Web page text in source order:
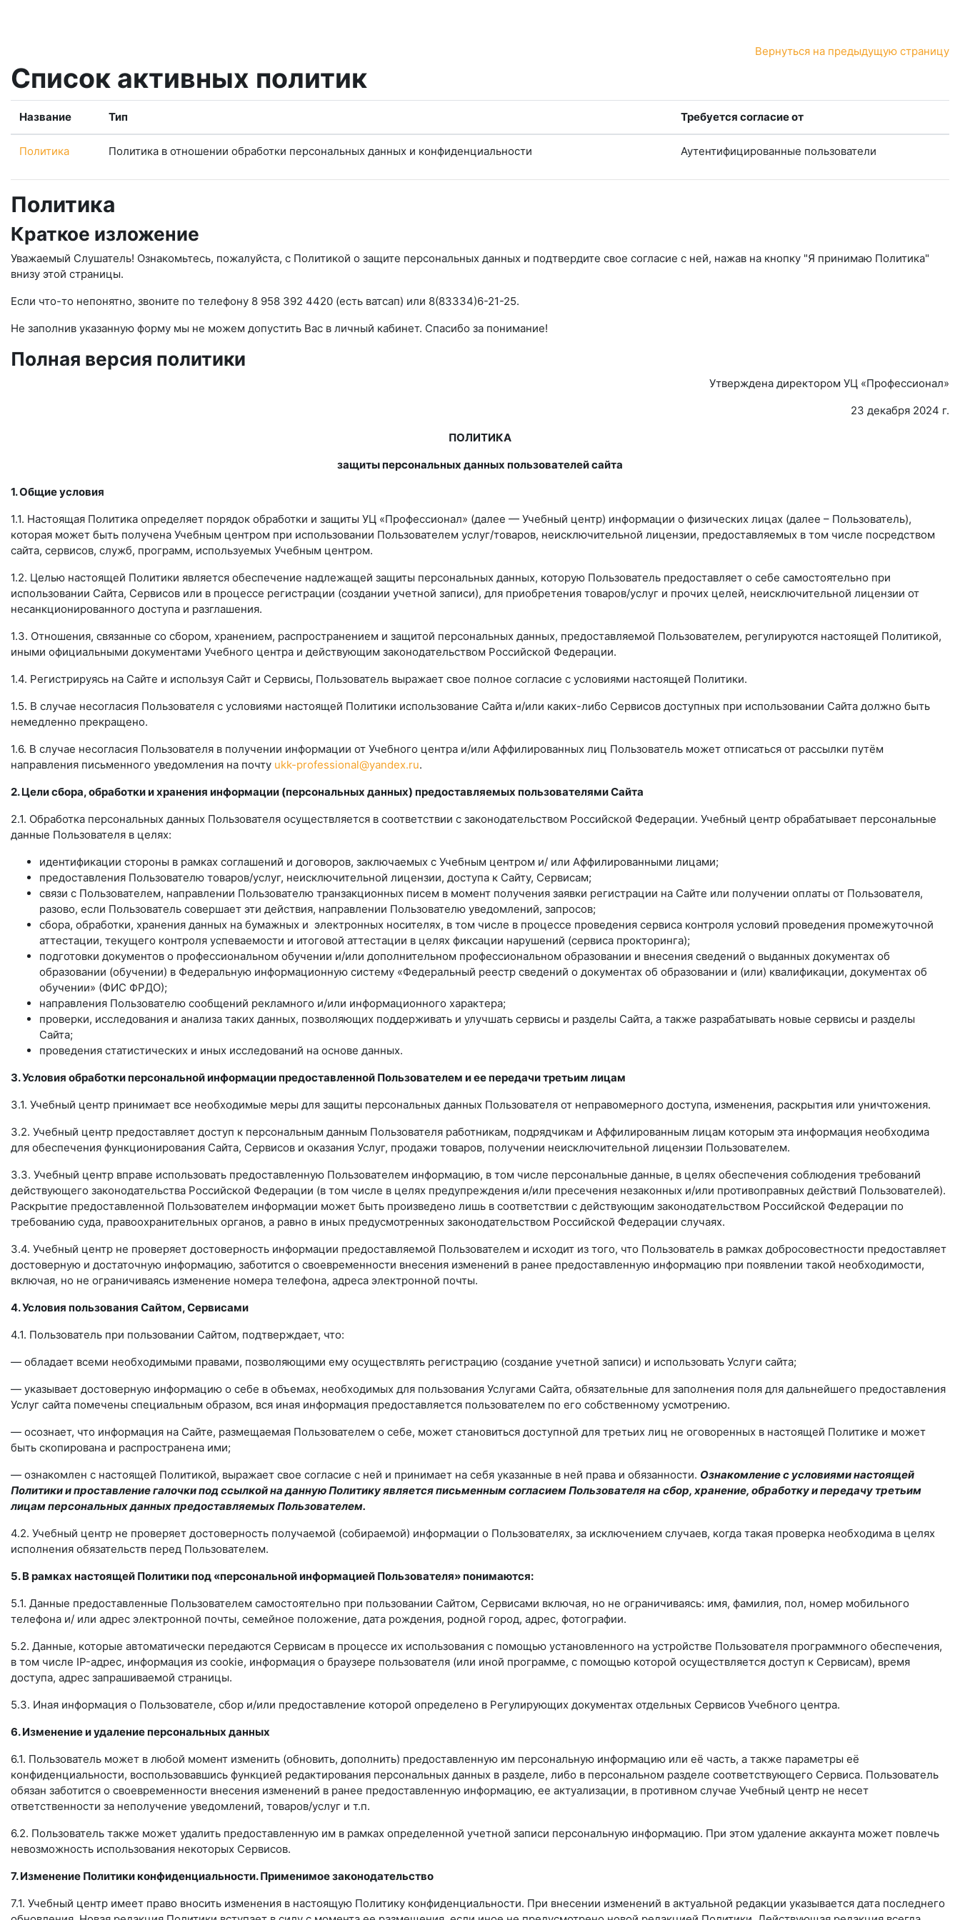
Вернуться на предыдущую страницу
Список активных политик
Название Тип Требуется согласие от
Политика Политика в отношении обработки персональных данных и конфиденциальности Аутентифицированные пользователи
Политика
Краткое изложение
Уважаемый Слушатель! Ознакомьтесь, пожалуйста, с Политикой о защите персональных данных и подтвердите свое согласие с ней, нажав на кнопку "Я принимаю Политика"
внизу этой страницы.
Если что-то непонятно, звоните по телефону 8 958 392 4420 (есть ватсап) или 8(83334)6-21-25.
Не заполнив указанную форму мы не можем допустить Вас в личный кабинет. Спасибо за понимание!
Полная версия политики
Утверждена директором УЦ «Профессионал»
23 декабря 2024 г.
ПОЛИТИКА
защиты персональных данных пользователей сайта
1. Общие условия
1.1. Настоящая Политика определяет порядок обработки и защиты УЦ «Профессионал» (далее — Учебный центр) информации о физических лицах (далее – Пользователь),
которая может быть получена Учебным центром при использовании Пользователем услуг/товаров, неисключительной лицензии, предоставляемых в том числе посредством
сайта, сервисов, служб, программ, используемых Учебным центром.
1.2. Целью настоящей Политики является обеспечение надлежащей защиты персональных данных, которую Пользователь предоставляет о себе самостоятельно при
использовании Сайта, Сервисов или в процессе регистрации (создании учетной записи), для приобретения товаров/услуг и прочих целей, неисключительной лицензии от
несанкционированного доступа и разглашения.
1.3. Отношения, связанные со сбором, хранением, распространением и защитой персональных данных, предоставляемой Пользователем, регулируются настоящей Политикой,
иными официальными документами Учебного центра и действующим законодательством Российской Федерации.
1.4. Регистрируясь на Сайте и используя Сайт и Сервисы, Пользователь выражает свое полное согласие с условиями настоящей Политики.
1.5. В случае несогласия Пользователя с условиями настоящей Политики использование Сайта и/или каких-либо Сервисов доступных при использовании Сайта должно быть
немедленно прекращено.
1.6. В случае несогласия Пользователя в получении информации от Учебного центра и/или Аффилированных лиц Пользователь может отписаться от рассылки путём
направления письменного уведомления на почту ukk-professional@yandex.ru.
2. Цели сбора, обработки и хранения информации (персональных данных) предоставляемых пользователями Сайта
2.1. Обработка персональных данных Пользователя осуществляется в соответствии с законодательством Российской Федерации. Учебный центр обрабатывает персональные
данные Пользователя в целях:
идентификации стороны в рамках соглашений и договоров, заключаемых с Учебным центром и/ или Аффилированными лицами;
предоставления Пользователю товаров/услуг, неисключительной лицензии, доступа к Сайту, Сервисам;
связи с Пользователем, направлении Пользователю транзакционных писем в момент получения заявки регистрации на Сайте или получении оплаты от Пользователя,
разово, если Пользователь совершает эти действия, направлении Пользователю уведомлений, запросов;
сбора, обработки, хранения данных на бумажных и электронных носителях, в том числе в процессе проведения сервиса контроля условий проведения промежуточной
аттестации, текущего контроля успеваемости и итоговой аттестации в целях фиксации нарушений (сервиса прокторинга);
подготовки документов о профессиональном обучении и/или дополнительном профессиональном образовании и внесения сведений о выданных документах об
образовании (обучении) в Федеральную информационную систему «Федеральный реестр сведений о документах об образовании и (или) квалификации, документах об
обучении» (ФИС ФРДО);
направления Пользователю сообщений рекламного и/или информационного характера;
проверки, исследования и анализа таких данных, позволяющих поддерживать и улучшать сервисы и разделы Сайта, а также разрабатывать новые сервисы и разделы
Сайта;
проведения статистических и иных исследований на основе данных.
3. Условия обработки персональной информации предоставленной Пользователем и ее передачи третьим лицам
3.1. Учебный центр принимает все необходимые меры для защиты персональных данных Пользователя от неправомерного доступа, изменения, раскрытия или уничтожения.
3.2. Учебный центр предоставляет доступ к персональным данным Пользователя работникам, подрядчикам и Аффилированным лицам которым эта информация необходима
для обеспечения функционирования Сайта, Сервисов и оказания Услуг, продажи товаров, получении неисключительной лицензии Пользователем.
3.3. Учебный центр вправе использовать предоставленную Пользователем информацию, в том числе персональные данные, в целях обеспечения соблюдения требований
действующего законодательства Российской Федерации (в том числе в целях предупреждения и/или пресечения незаконных и/или противоправных действий Пользователей).
Раскрытие предоставленной Пользователем информации может быть произведено лишь в соответствии с действующим законодательством Российской Федерации по
требованию суда, правоохранительных органов, а равно в иных предусмотренных законодательством Российской Федерации случаях.
3.4. Учебный центр не проверяет достоверность информации предоставляемой Пользователем и исходит из того, что Пользователь в рамках добросовестности предоставляет
достоверную и достаточную информацию, заботится о своевременности внесения изменений в ранее предоставленную информацию при появлении такой необходимости,
включая, но не ограничиваясь изменение номера телефона, адреса электронной почты.
4. Условия пользования Сайтом, Сервисами
4.1. Пользователь при пользовании Сайтом, подтверждает, что:
— обладает всеми необходимыми правами, позволяющими ему осуществлять регистрацию (создание учетной записи) и использовать Услуги сайта;
— указывает достоверную информацию о себе в объемах, необходимых для пользования Услугами Сайта, обязательные для заполнения поля для дальнейшего предоставления
Услуг сайта помечены специальным образом, вся иная информация предоставляется пользователем по его собственному усмотрению.
— осознает, что информация на Сайте, размещаемая Пользователем о себе, может становиться доступной для третьих лиц не оговоренных в настоящей Политике и может
быть скопирована и распространена ими;
— ознакомлен с настоящей Политикой, выражает свое согласие с ней и принимает на себя указанные в ней права и обязанности. Ознакомление с условиями настоящей
Политики и проставление галочки под ссылкой на данную Политику является письменным согласием Пользователя на сбор, хранение, обработку и передачу третьим
лицам персональных данных предоставляемых Пользователем.
4.2. Учебный центр не проверяет достоверность получаемой (собираемой) информации о Пользователях, за исключением случаев, когда такая проверка необходима в целях
исполнения обязательств перед Пользователем.
5. В рамках настоящей Политики под «персональной информацией Пользователя» понимаются:
5.1. Данные предоставленные Пользователем самостоятельно при пользовании Сайтом, Сервисами включая, но не ограничиваясь: имя, фамилия, пол, номер мобильного
телефона и/ или адрес электронной почты, семейное положение, дата рождения, родной город, адрес, фотографии.
5.2. Данные, которые автоматически передаются Сервисам в процессе их использования с помощью установленного на устройстве Пользователя программного обеспечения,
в том числе IP-адрес, информация из cookie, информация о браузере пользователя (или иной программе, с помощью которой осуществляется доступ к Сервисам), время
доступа, адрес запрашиваемой страницы.
5.3. Иная информация о Пользователе, сбор и/или предоставление которой определено в Регулирующих документах отдельных Сервисов Учебного центра.
6. Изменение и удаление персональных данных
6.1. Пользователь может в любой момент изменить (обновить, дополнить) предоставленную им персональную информацию или её часть, а также параметры её
конфиденциальности, воспользовавшись функцией редактирования персональных данных в разделе, либо в персональном разделе соответствующего Сервиса. Пользователь
обязан заботится о своевременности внесения изменений в ранее предоставленную информацию, ее актуализации, в противном случае Учебный центр не несет
ответственности за неполучение уведомлений, товаров/услуг и т.п.
6.2. Пользователь также может удалить предоставленную им в рамках определенной учетной записи персональную информацию. При этом удаление аккаунта может повлечь
невозможность использования некоторых Сервисов.
7. Изменение Политики конфиденциальности. Применимое законодательство
7.1. Учебный центр имеет право вносить изменения в настоящую Политику конфиденциальности. При внесении изменений в актуальной редакции указывается дата последнего